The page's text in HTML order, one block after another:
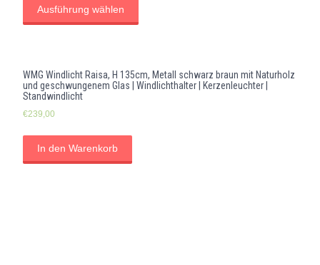
Ausführung wählen
WMG Windlicht Raisa, H 135cm, Metall schwarz braun mit Naturholz
und geschwungenem Glas | Windlichthalter | Kerzenleuchter |
Standwindlicht
€239,00
In den Warenkorb